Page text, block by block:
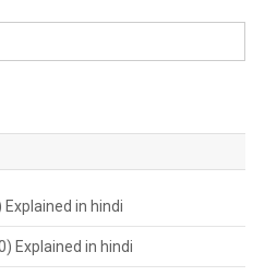
in hindi
Explained in hindi